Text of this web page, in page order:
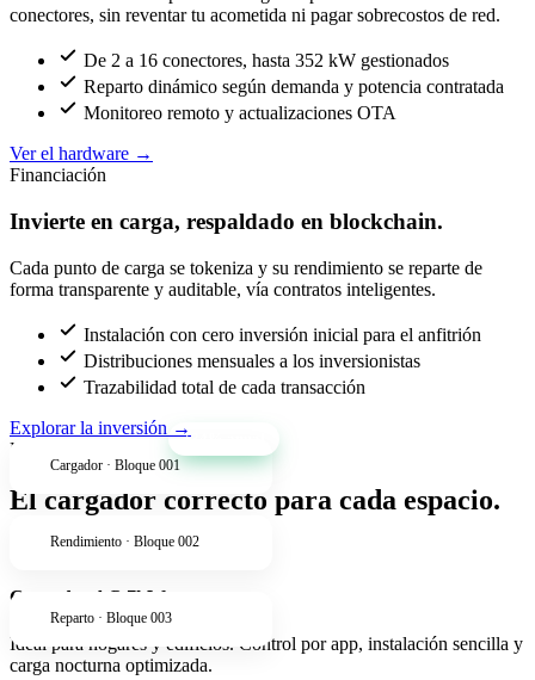
conectores, sin reventar tu acometida ni pagar sobrecostos de red.
De 2 a 16 conectores, hasta 352 kW gestionados
Reparto dinámico según demanda y potencia contratada
Monitoreo remoto y actualizaciones OTA
Ver el hardware →
Financiación
Invierte en carga, respaldado en blockchain.
Cada punto de carga se tokeniza y su rendimiento se reparte de
forma transparente y auditable, vía contratos inteligentes.
Instalación con cero inversión inicial para el anfitrión
Distribuciones mensuales a los inversionistas
Trazabilidad total de cada transacción
Explorar la inversión →
+34% anual
Cargador · Bloque 001
Rendimiento · Bloque 002
Reparto · Bloque 003
Productos
El cargador correcto para cada espacio.
AC · Residencial
Cargador AC 7kW
Ideal para hogares y edificios. Control por app, instalación sencilla y
carga nocturna optimizada.